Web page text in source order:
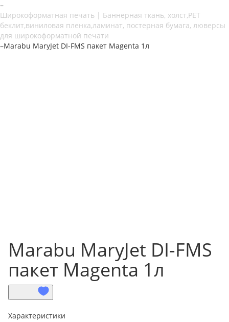
–
Широкоформатная печать | Баннерная ткань, холст,PET
беклит,виниловая пленка,ламинат, постерная бумага, люверсы
для широкоформатной печати
–Marabu MaryJet DI-FMS пакет Magenta 1л
Marabu MaryJet DI-FMS
пакет Magenta 1л
Характеристики